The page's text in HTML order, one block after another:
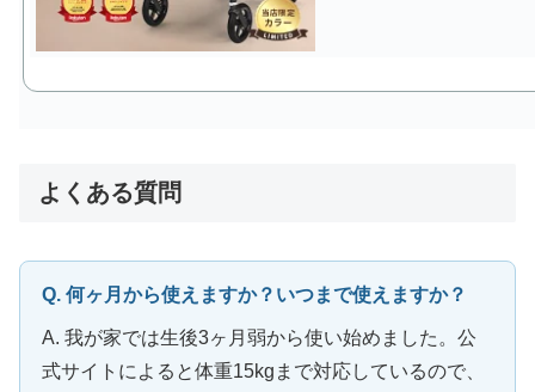
よくある質問
Q. 何ヶ月から使えますか？いつまで使えますか？
A. 我が家では生後3ヶ月弱から使い始めました。公
式サイトによると体重15kgまで対応しているので、